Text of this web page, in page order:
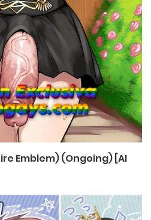
Emblem) (Ongoing) [AI